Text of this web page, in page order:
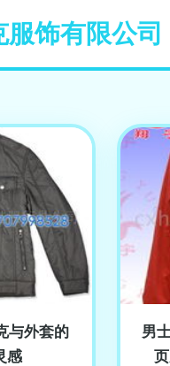
饰有限公司
与外套的
感
男